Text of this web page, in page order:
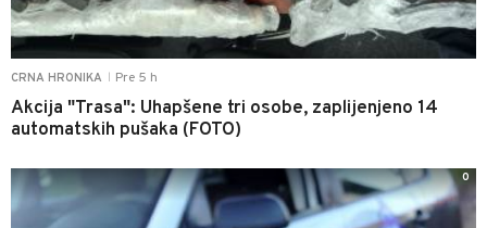
CRNA HRONIKA Pre 5 h
Akcija "Trasa": Uhapšene tri osobe, zaplijenjeno 14
automatskih pušaka (FOTO)
0